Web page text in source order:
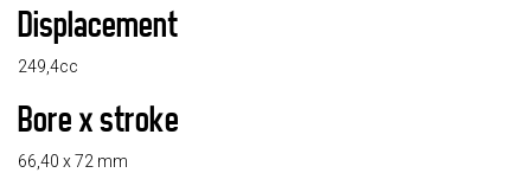
Displacement
249,4cc
Bore x stroke
66,40 x 72 mm